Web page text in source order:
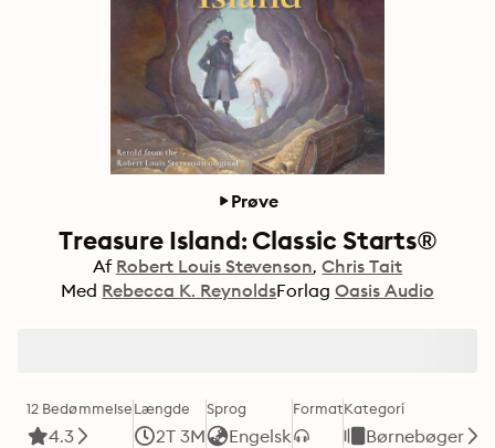
Prøve
Treasure Island: Classic Starts®
Af Robert Louis Stevenson Chris Tait
Med Rebecca K. ReynoldsForlag Oasis Audio
12 Bedømmelse
4.3
Længde
2T 3M
Sprog
Engelsk
FormatKategori
Børnebøger